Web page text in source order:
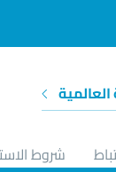
العالمية
شروط